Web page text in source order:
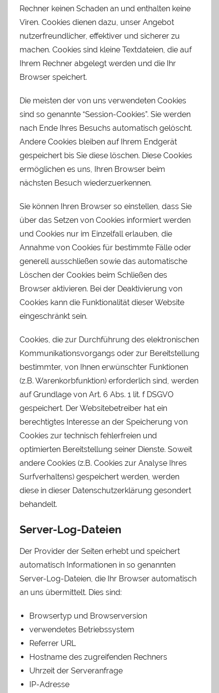
Rechner keinen Schaden an und enthalten keine
Viren. Cookies dienen dazu, unser Angebot
nutzerfreundlicher, effektiver und sicherer zu
machen. Cookies sind kleine Textdateien, die auf
Ihrem Rechner abgelegt werden und die Ihr
Browser speichert.
Die meisten der von uns verwendeten Cookies
sind so genannte “Session-Cookies”. Sie werden
nach Ende Ihres Besuchs automatisch gelöscht.
Andere Cookies bleiben auf Ihrem Endgerät
gespeichert bis Sie diese löschen. Diese Cookies
ermöglichen es uns, Ihren Browser beim
nächsten Besuch wiederzuerkennen.
Sie können Ihren Browser so einstellen, dass Sie
über das Setzen von Cookies informiert werden
und Cookies nur im Einzelfall erlauben, die
Annahme von Cookies für bestimmte Fälle oder
generell ausschließen sowie das automatische
Löschen der Cookies beim Schließen des
Browser aktivieren. Bei der Deaktivierung von
Cookies kann die Funktionalität dieser Website
eingeschränkt sein.
Cookies, die zur Durchführung des elektronischen
Kommunikationsvorgangs oder zur Bereitstellung
bestimmter, von Ihnen erwünschter Funktionen
(z.B. Warenkorbfunktion) erforderlich sind, werden
auf Grundlage von Art. 6 Abs. 1 lit. f DSGVO
gespeichert. Der Websitebetreiber hat ein
berechtigtes Interesse an der Speicherung von
Cookies zur technisch fehlerfreien und
optimierten Bereitstellung seiner Dienste. Soweit
andere Cookies (z.B. Cookies zur Analyse Ihres
Surfverhaltens) gespeichert werden, werden
diese in dieser Datenschutzerklärung gesondert
behandelt.
Server-Log-Dateien
Der Provider der Seiten erhebt und speichert
automatisch Informationen in so genannten
Server-Log-Dateien, die Ihr Browser automatisch
an uns übermittelt. Dies sind:
Browsertyp und Browserversion
verwendetes Betriebssystem
Referrer URL
Hostname des zugreifenden Rechners
Uhrzeit der Serveranfrage
IP-Adresse